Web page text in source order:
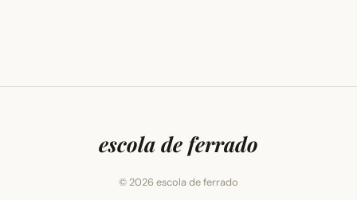
escola de ferrado
© 2026 escola de ferrado